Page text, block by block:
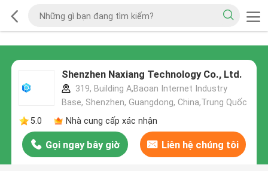
Shenzhen Naxiang Technology Co., Ltd.
319, Building A,Baoan Internet Industry
Base, Shenzhen, Guangdong, China,Trung Quốc
5.0
Nhà cung cấp xác nhận
Gọi ngay bây giờ Liên hệ chúng tôi